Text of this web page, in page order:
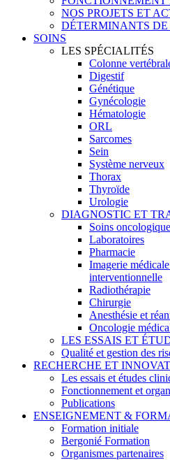
NOS PROJETS ET
DÉTERMINANTS DE
SOINS
LES SPÉCIALITÉS
Colonne
Digestif
Génétique
Gynécologie
Hématologie
ORL
Sarcomes
Sein
Système nerveux
Thorax
Thyroïde
Urologie
DIAGNOSTIC ET
Soins
Laboratoires
Pharmacie
Imagerie
interventionnelle
Radiothérapie
Chirurgie
Anesthésie et
Oncologie
LES ESSAIS ET
Qualité et gestion des
RECHERCHE ET
Les essais et études
Fonctionnement et
Publications
ENSEIGNEMENT &
Formation initiale
Bergonié Formation
Organismes partenaires